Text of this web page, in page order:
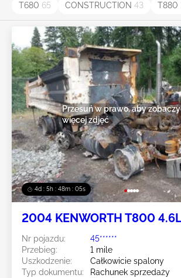
T680 65 CONSTRUCTION 43 T880
4d : 5h : 48m : 04s
Przesuń w prawo, aby
więcej zdjęć
2004 KENWORTH T800
Nr pojazdu:
45******
Przebieg:
1 mile
Uszkodzenie:
Całkowicie spalony
Typ dokumentu:
Rachunek sprzedaży